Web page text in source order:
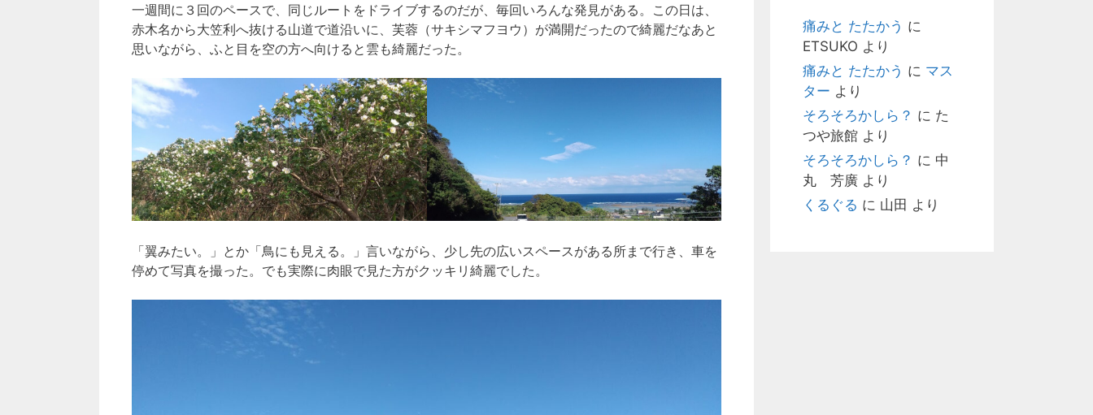
一週間に３回のペースで、同じルートをドライブするのだが、毎回いろんな発見がある。この日は、
赤木名から大笠利へ抜ける山道で道沿いに、芙蓉（サキシマフヨウ）が満開だったので綺麗だなあと
思いながら、ふと目を空の方へ向けると雲も綺麗だった。
「翼みたい。」とか「鳥にも見える。」言いながら、少し先の広いスペースがある所まで行き、車を
停めて写真を撮った。でも実際に肉眼で見た方がクッキリ綺麗でした。
痛みと たたかう に
ETSUKO より
痛みと たたかう に マス
ター より
そろそろかしら？ に た
つや旅館 より
そろそろかしら？ に 中
丸 芳廣 より
くるぐる に 山田 より